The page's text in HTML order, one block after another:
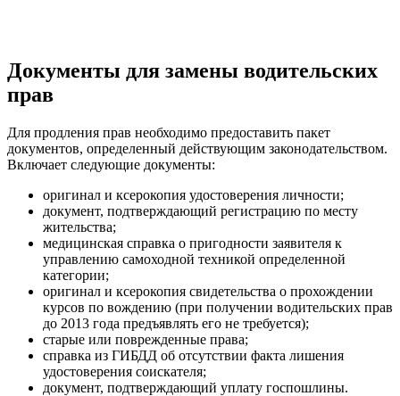
Документы для замены водительских
прав
Для продления прав необходимо предоставить пакет
документов, определенный действующим законодательством.
Включает следующие документы:
оригинал и ксерокопия удостоверения личности;
документ, подтверждающий регистрацию по месту
жительства;
медицинская справка о пригодности заявителя к
управлению самоходной техникой определенной
категории;
оригинал и ксерокопия свидетельства о прохождении
курсов по вождению (при получении водительских прав
до 2013 года предъявлять его не требуется);
старые или поврежденные права;
справка из ГИБДД об отсутствии факта лишения
удостоверения соискателя;
документ, подтверждающий уплату госпошлины.